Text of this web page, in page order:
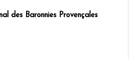
des Baronnies Provençales